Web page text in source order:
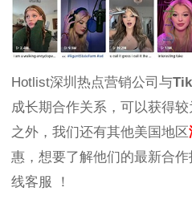
Hotlist深圳热点营销公司与
成长期合作关系，可以获得
之外，我们还有其他美国地区
惠，想要了解他们的最新合
线客服 ！